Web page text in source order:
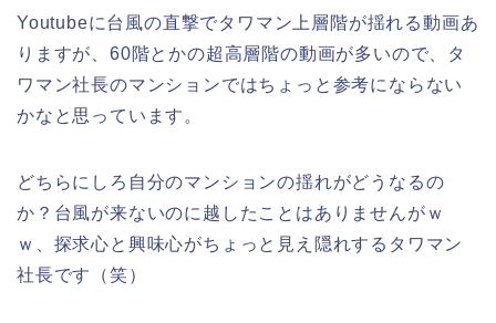
Youtubeに台風の直撃でタワマン上層階が揺れる動画あ
りますが、60階とかの超高層階の動画が多いので、タ
ワマン社長のマンションではちょっと参考にならない
かなと思っています。
どちらにしろ自分のマンションの揺れがどうなるの
か？台風が来ないのに越したことはありませんがｗ
ｗ、探求心と興味心がちょっと見え隠れするタワマン
社長です（笑）